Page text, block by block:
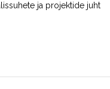
ja projektide juht